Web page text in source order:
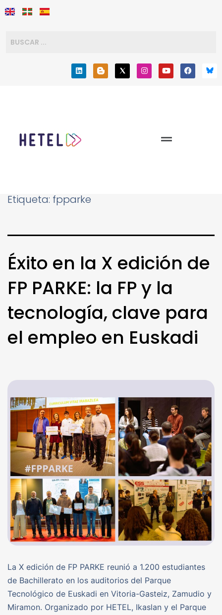
Etiqueta: fpparke
Éxito en la X edición de
FP PARKE: la FP y la
tecnología, clave para
el empleo en Euskadi
La X edición de FP PARKE reunió a 1.200 estudiantes
de Bachillerato en los auditorios del Parque
Tecnológico de Euskadi en Vitoria-Gasteiz, Zamudio y
Miramon. Organizado por HETEL, Ikaslan y el Parque